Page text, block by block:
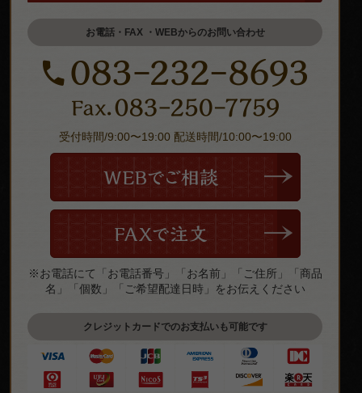
お電話・FAX ・WEBからのお問い合わせ
受付時間/9:00〜19:00 配送時間/10:00〜19:00
※お電話にて「お電話番号」「お名前」「ご住所」「商品
名」「個数」「ご希望配達日時」をお伝えください
クレジットカードでのお支払いも可能です